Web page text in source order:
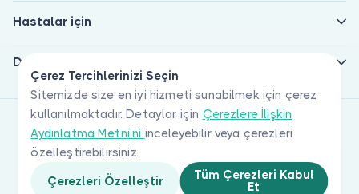
Çerez Tercihlerinizi Seçin
Sitemizde size en iyi hizmeti sunabilmek için çerez
kullanılmaktadır. Detaylar için Çerezlere İlişkin
Aydınlatma Metni'ni inceleyebilir veya çerezleri
özelleştirebilirsiniz.
Çerezleri Özelleştir
Tüm Çerezleri Kabul
Et
Hastalar için
Doktorlar için